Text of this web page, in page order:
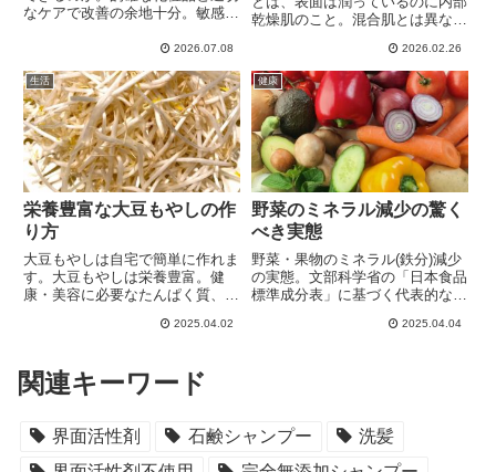
なケアで改善の余地十分。敏感肌
低下し、一時的に刺激に弱くなっ
「間違ったケアのやり方」「肌負
担の大きい強い洗浄剤使用」「肌
が嫌うケミカル化粧品」「合わな
い化粧品の使用」。「洗い過ぎな
い」「肌を触り過ぎない」「ケミ
カルな化粧品を避ける」シンプル
な保湿を続ける」「肌の常在菌を
育てる」「生活習慣を整える」を
続けることが改善への近道。
2026.07.08
乾燥肌のこと。混合肌とは異な
なスキンケア。「長年の乾燥肌」
「顔がテカるのに突っ張る」「ハ
リ低下」「キメの乱れ」の悩みが
ある場合、乾燥肌や年齢肌ではな
く「インナードライ」のサイン。
強すぎる洗浄・洗いすぎ・過剰な
スキンケア、環境ストレス等の影
響による。
2026.02.26
生活
栄養豊富な大豆もやしの作
り方
大豆もやしは自宅で簡単に作れま
す。大豆もやしは栄養豊富。健
康・美容に必要なたんぱく質、ア
物繊維などを含有。アミノ酸「グ
農薬大豆で「大豆もやし」を作っ
て食べてみましょう。
2025.04.02
健康
野菜のミネラル減少の驚く
べき実態
野菜・果物のミネラル(鉄分)減少
の実態。文部科学省の「日本食品
標準成分表」に基づく代表的な野
るとにんじん・大根・ホウレン
2025.04.04
関連キーワード
界面活性剤 石鹸シャンプー
洗髪